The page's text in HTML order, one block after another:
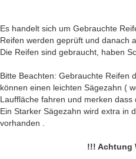
Es handelt sich um Gebrauchte
Reifen werden geprüft und danach
Die Reifen sind gebraucht, haben
Bitte Beachten: Gebrauchte Reifen
können einen leichten Sägezahn (
Lauffläche fahren und merken dass
Ein Starker Sägezahn wird extra in
vorhanden .
!!! Achtung